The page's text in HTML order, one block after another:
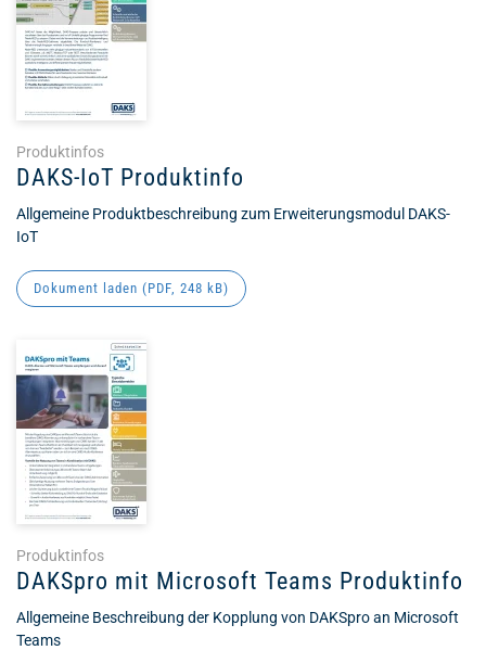
Produktinfos
DAKS-IoT Produktinfo
Allgemeine Produktbeschreibung zum Erweiterungsmodul DAKS-
IoT
Dokument laden (PDF, 248 kB)
Produktinfos
DAKSpro mit Microsoft Teams Produktinfo
Allgemeine Beschreibung der Kopplung von DAKSpro an Microsoft
Teams